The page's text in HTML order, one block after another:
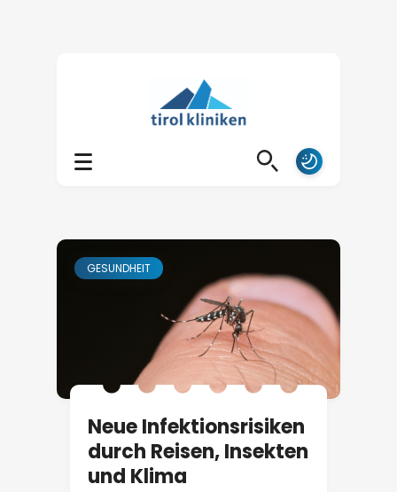
GESUNDHEIT
Neue Infektionsrisiken
durch Reisen, Insekten
und Klima